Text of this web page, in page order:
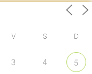
V S D
3 4 5